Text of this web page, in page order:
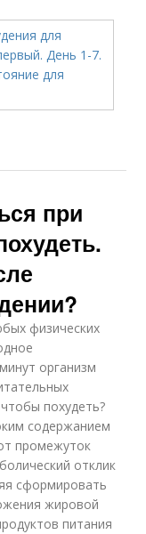
питание
Питание до
тренировкой
Тренировки для
похудения
для
женщин
при
физических
организм
похудеть?
содержанием
промежуток
отклик
сформировать
жировой
питания